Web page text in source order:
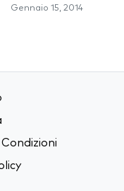
Gennaio 15, 2014